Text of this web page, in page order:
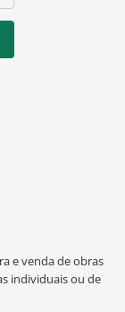
e venda de obras
individuais ou de